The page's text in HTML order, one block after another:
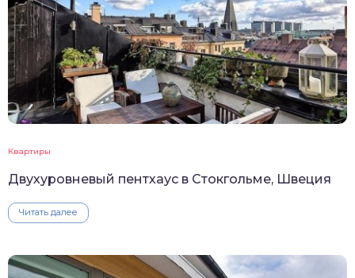
Квартиры
Двухуровневый пентхаус в Стокгольме, Швеция
Читать далее